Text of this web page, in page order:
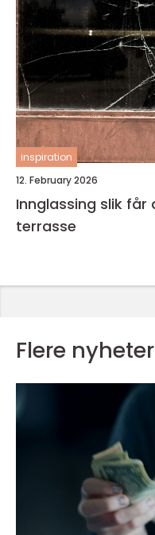
inspiration
12. February 2026
Innglassing slik får du mer ut av balkong og
terrasse
Flere nyheter